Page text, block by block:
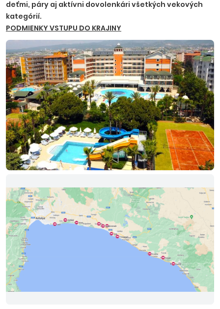
deťmi, páry aj aktívni dovolenkári všetkých vekových
kategórií.
PODMIENKY VSTUPU DO KRAJINY